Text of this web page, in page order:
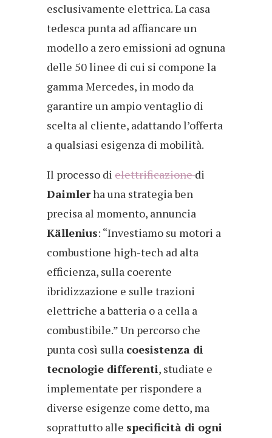
esclusivamente elettrica. La casa
tedesca punta ad affiancare un
modello a zero emissioni ad ognuna
delle 50 linee di cui si compone la
gamma Mercedes, in modo da
garantire un ampio ventaglio di
scelta al cliente, adattando l’offerta
a qualsiasi esigenza di mobilità.
Il processo di elettrificazionedi
Daimlerha una strategia ben
precisa al momento, annuncia
Källenius: “Investiamo su motori a
combustione high-tech ad alta
efficienza, sulla coerente
ibridizzazione e sulle trazioni
elettriche a batteria o a cella a
combustibile.” Un percorso che
punta così sulla coesistenza di
tecnologie differenti, studiate e
implementate per rispondere a
diverse esigenze come detto, ma
soprattutto alle specificità di ogni